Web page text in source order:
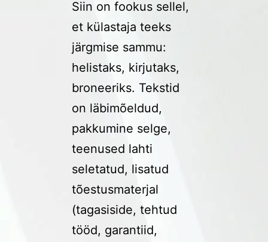
Siin on fookus sellel,
et külastaja teeks
järgmise sammu:
helistaks, kirjutaks,
broneeriks. Tekstid
on läbimõeldud,
pakkumine selge,
teenused lahti
seletatud, lisatud
tõestusmaterjal
(tagasiside, tehtud
tööd, garantiid,